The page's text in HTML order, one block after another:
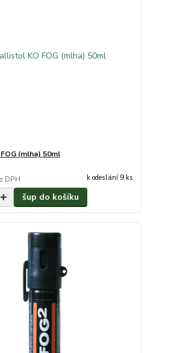
(mlha) 50ml
DPH k odeslání 9 ks
šup do košíku